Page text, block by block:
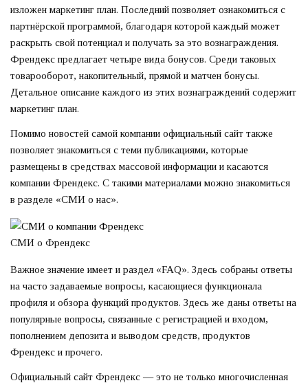
изложен маркетинг план. Последний позволяет ознакомиться с
партнёрской программой, благодаря которой каждый может
раскрыть свой потенциал и получать за это вознаграждения.
Френдекс предлагает четыре вида бонусов. Среди таковых
товарооборот, накопительный, прямой и матчен бонусы.
Детальное описание каждого из этих вознаграждений содержит
маркетинг план.
Помимо новостей самой компании официальный сайт также
позволяет знакомиться с теми публикациями, которые
размещены в средствах массовой информации и касаются
компании Френдекс. С такими материалами можно знакомиться
в разделе «СМИ о нас».
СМИ о Френдекс
Важное значение имеет и раздел «FAQ». Здесь собраны ответы
на часто задаваемые вопросы, касающиеся функционала
профиля и обзора функций продуктов. Здесь же даны ответы на
популярные вопросы, связанные с регистрацией и входом,
пополнением депозита и выводом средств, продуктов
Френдекс и прочего.
Официальный сайт Френдекс — это не только многочисленная